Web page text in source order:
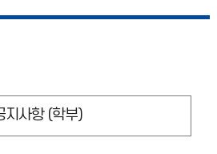
지사항 (학부)